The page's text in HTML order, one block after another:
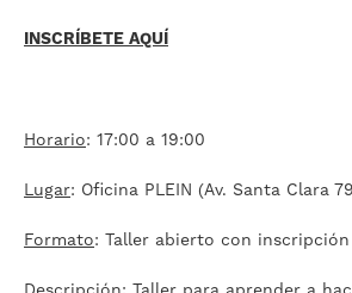
INSCRÍBETE AQUÍ
Horario: 17:00 a 19:00
Lugar: Oficina PLEIN (Av. Santa Clara
Formato: Taller abierto con